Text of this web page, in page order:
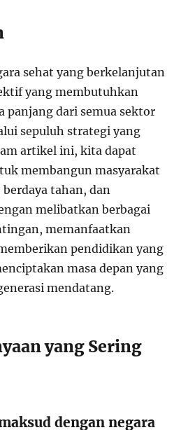
sehat yang berkelanjutan
yang membutuhkan
panjang dari semua sektor
sepuluh strategi yang
artikel ini, kita dapat
membangun masyarakat
tahan, dan
melibatkan berbagai
memanfaatkan
pendidikan yang
masa depan yang
mendatang.
yang Sering
dengan negara